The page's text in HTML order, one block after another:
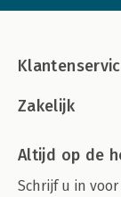
Zakelijk
Altijd op de
Schrijf u in